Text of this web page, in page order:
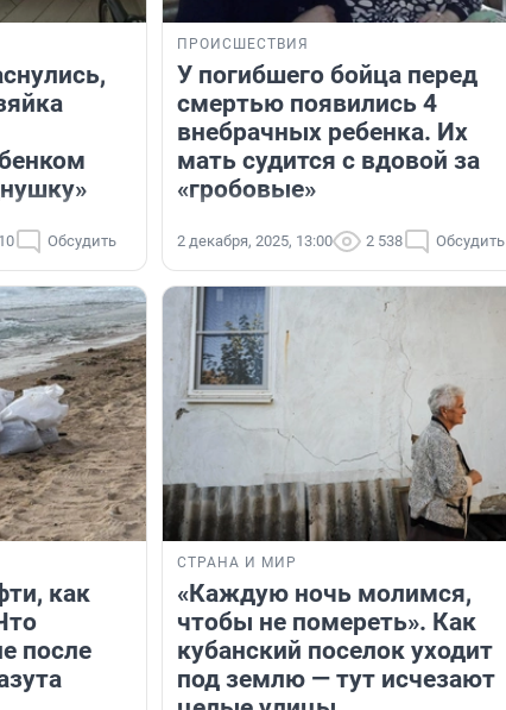
Обсудить
ПРОИСШЕСТВИЯ
У погибшего бойца перед
смертью появились 4
внебрачных ребенка. Их
мать судится с вдовой за
«гробовые»
2 декабря, 2025, 13:00 2 538 Обсудить
как
после
СТРАНА И МИР
«Каждую ночь молимся,
чтобы не помереть». Как
кубанский поселок уходит
под землю — тут исчезают